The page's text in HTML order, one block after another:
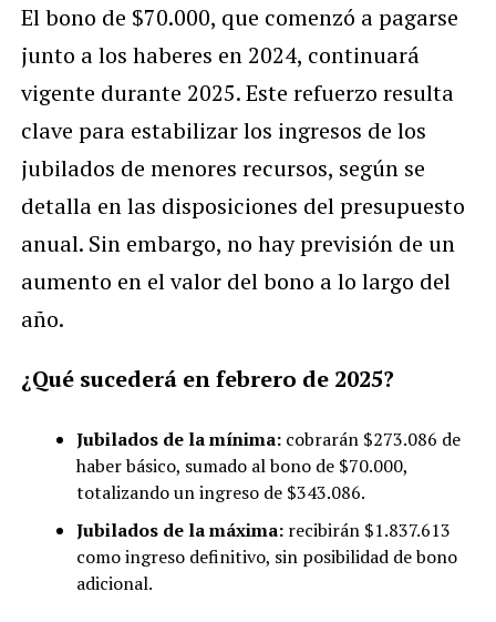
El bono de $70.000, que comenzó a pagarse
junto a los haberes en 2024, continuará
vigente durante 2025. Este refuerzo resulta
clave para estabilizar los ingresos de los
jubilados de menores recursos, según se
detalla en las disposiciones del presupuesto
anual. Sin embargo, no hay previsión de un
aumento en el valor del bono a lo largo del
año.
¿Qué sucederá en febrero de 2025?
Jubilados de la mínima:cobrarán $273.086 de
haber básico, sumado al bono de $70.000,
totalizando un ingreso de $343.086.
Jubilados de la máxima:recibirán $1.837.613
como ingreso definitivo, sin posibilidad de bono
adicional.